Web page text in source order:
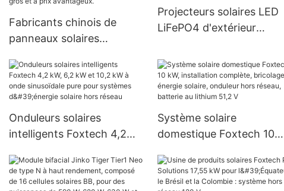
raccordé au réseau
Fabricants chinois de
panneaux solaires
efficacité de 450 W, 455
W, 540 W et 550 W, en
gros et à prix avantageux.
Projecteurs solaires LED
LiFePO4 d'extérieur
W)
Onduleurs solaires
intelligents Foxtech 4,2
onde sinusoïdale pure pour
systèmes d'énergie solaire
Système solaire
domestique Foxtech 10
bricolage, énergie solaire,
onduleur hors réseau,